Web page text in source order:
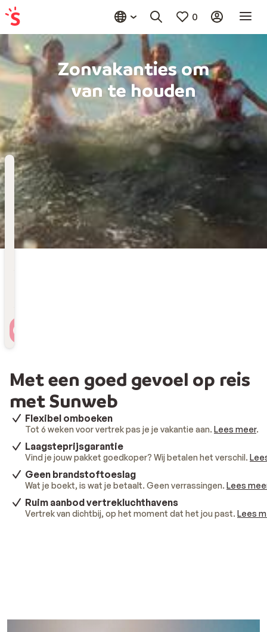
0
Zonvakanties om
van te houden
Bestemming
Kies bestemming
Wanneer
Vertrekdatum
Hoelang
Met een goed gevoel op reis
met Sunweb
Flexibel omboeken
Tot 6 weken voor vertrek pas je je vakantie aan. Lees meer.
Laagsteprijsgarantie
Vind je jouw pakket goedkoper? Wij betalen het verschil.
Geen brandstoftoeslag
Wat je boekt, is wat je betaalt. Geen verrassingen. Lees
Ruim aanbod vertrekluchthavens
Vertrek van dichtbij, op het moment dat het jou past. Lees